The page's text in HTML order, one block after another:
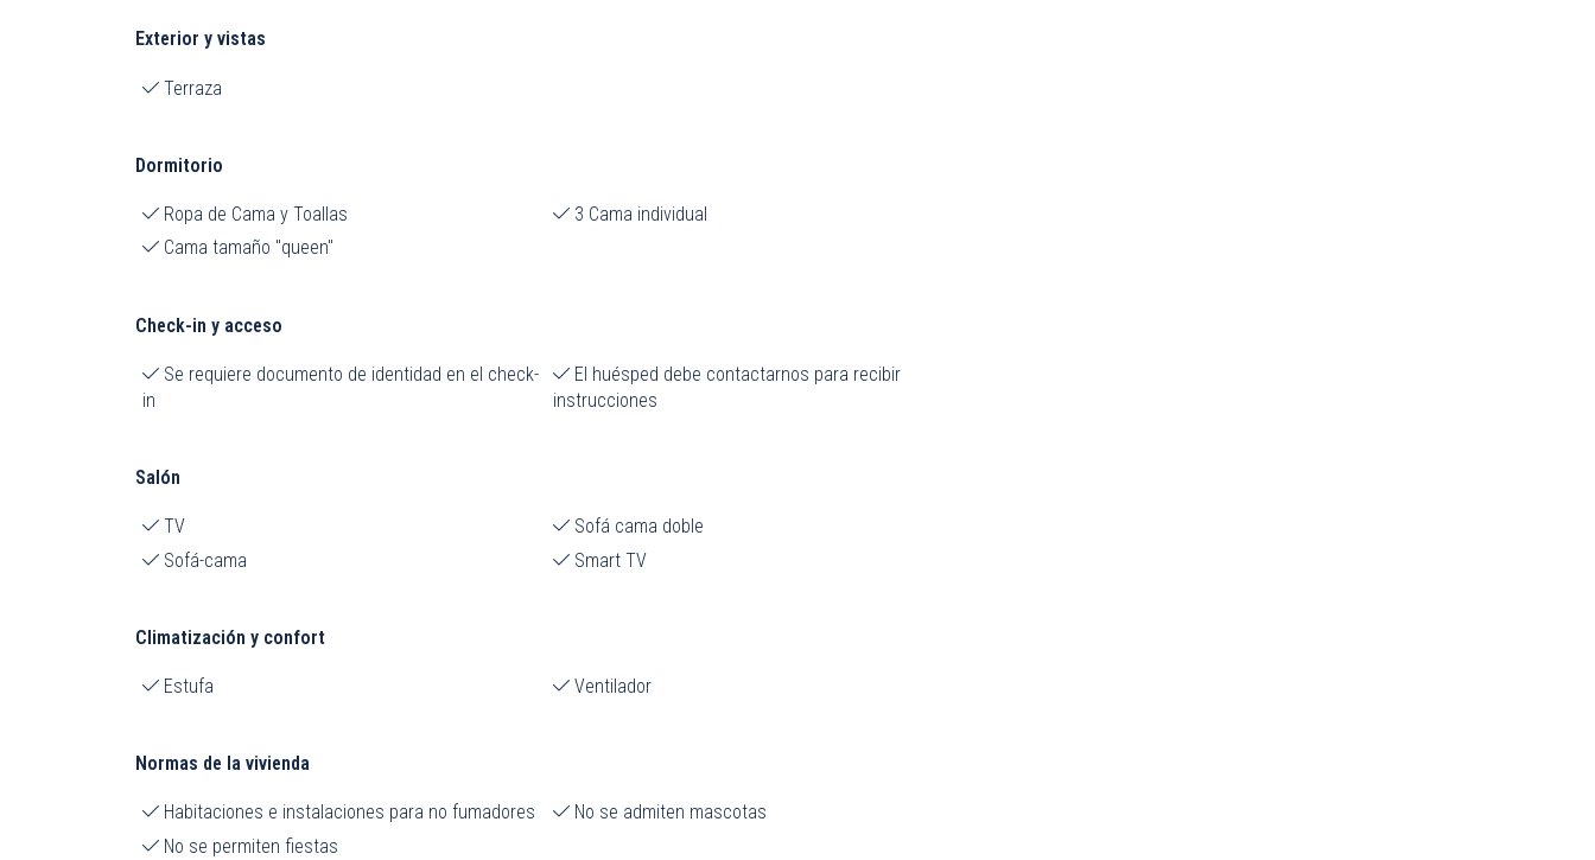
Exterior y vistas
Terraza
Dormitorio
Ropa de Cama y Toallas
3 Cama individual
Cama tamaño "queen"
Check-in y acceso
Se requiere documento de identidad en el check-
in
El huésped debe contactarnos para recibir
instrucciones
Salón
TV
Sofá cama doble
Sofá-cama
Smart TV
Climatización y confort
Estufa Ventilador
Normas de la vivienda
Habitaciones e instalaciones para no fumadores
No se admiten mascotas
No se permiten fiestas